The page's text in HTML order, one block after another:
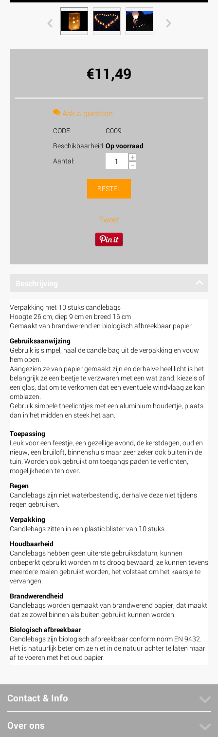
€11,49
Ask a question
CODE:
C009
Beschikbaarheid:Op voorraad
Aantal:
+
−
BESTEL
Tweet
Beschrijving
Verpakking met 10 stuks candlebags
Hoogte 26 cm, diep 9 cm en breed 16 cm
Gemaakt van brandwerend en biologisch afbreekbaar papier
Gebruiksaanwijzing
Gebruik is simpel, haal de candle bag uit de verpakking en vouw
hem open.
Aangezien ze van papier gemaakt zijn en derhalve heel licht is het
belangrijk ze een beetje te verzwaren met een wat zand, kiezels of
een glas, dat om te verkomen dat een eventuele windvlaag ze kan
omblazen.
Gebruik simpele theelichtjes met een aluminium houdertje, plaats
dan in het midden en steek het aan.
Toepassing
Leuk voor een feestje, een gezellige avond, de kerstdagen, oud en
nieuw, een bruiloft, binnenshuis maar zeer zeker ook buiten in de
tuin. Worden ook gebruikt om toegangs paden te verlichten,
mogelijkheden ten over.
Regen
Candlebags zijn niet waterbestendig, derhalve deze niet tijdens
regen gebruiken.
Verpakking
Candlebags zitten in een plastic blister van 10 stuks
Houdbaarheid
Candlebags hebben geen uiterste gebruiksdatum, kunnen
onbeperkt gebruikt worden mits droog bewaard, ze kunnen tevens
meerdere malen gebruikt worden, het volstaat om het kaarsje te
vervangen.
Brandwerendheid
Candlebags worden gemaakt van brandwerend papier, dat maakt
dat ze zowel binnen als buiten gebruikt kunnen worden.
Biologisch afbreekbaar
Candlebags zijn biologisch afbreekbaar conform norm EN 9432.
Het is natuurlijk beter om ze niet in de natuur achter te laten maar
af te voeren met het oud papier.
Contact & Info
Over ons